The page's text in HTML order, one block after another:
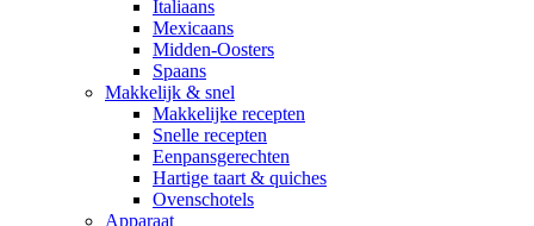
Italiaans
Mexicaans
Midden-Oosters
Spaans
Makkelijk & snel
Makkelijke recepten
Snelle recepten
Eenpansgerechten
Hartige taart & quiches
Ovenschotels
Apparaat